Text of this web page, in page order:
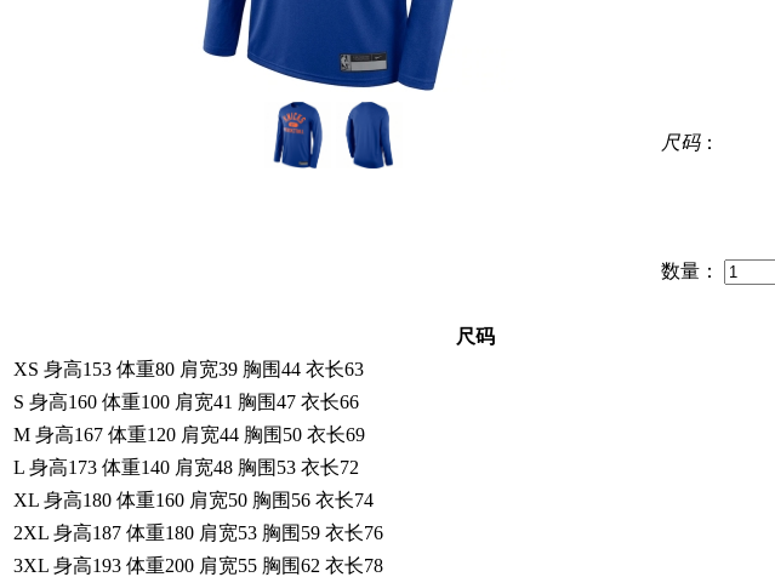
尺码：
数量：
尺码
XS 身高153 体重80 肩宽39 胸围44 衣长63
S 身高160 体重100 肩宽41 胸围47 衣长66
M 身高167 体重120 肩宽44 胸围50 衣长69
L 身高173 体重140 肩宽48 胸围53 衣长72
XL 身高180 体重160 肩宽50 胸围56 衣长74
2XL 身高187 体重180 肩宽53 胸围59 衣长76
3XL 身高193 体重200 肩宽55 胸围62 衣长78